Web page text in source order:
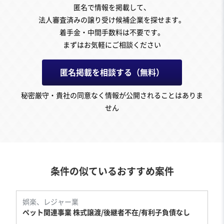
匿名で情報を掲載して、
法人審査済みの譲り受け候補企業を探せます。
着手金・中間手数料は不要です。
まずはお気軽にご相談ください
匿名掲載を相談する（無料）
秘密厳守・貴社の同意なく情報が公開されることはありま
せん
条件の似ているおすすめ案件
娯楽、レジャー業
ペット関連事業 株式譲渡/後継者不在/有利子負債なし